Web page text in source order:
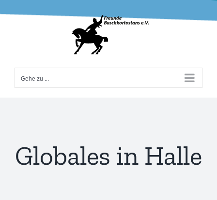
Gehe zu ...
Globales in Halle